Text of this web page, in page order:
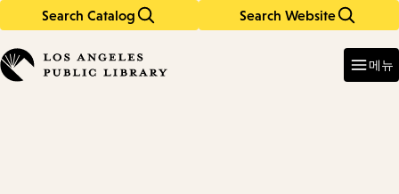
Search Catalog Search Website
in
keywords
메뉴